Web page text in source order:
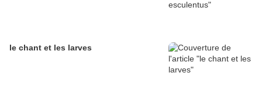
le chant et les larves